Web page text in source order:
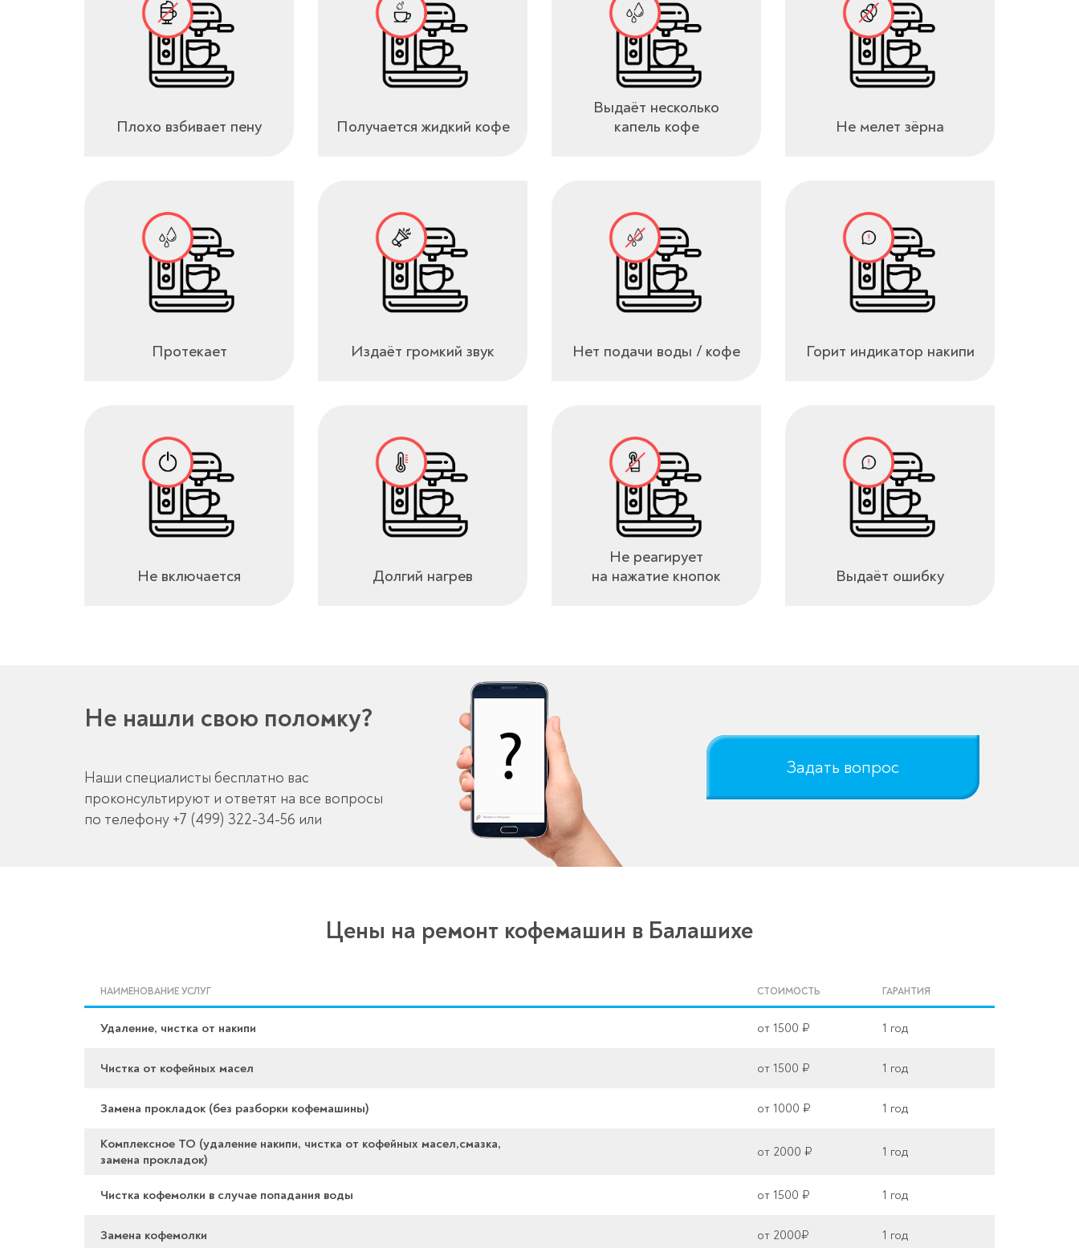
Плохо взбивает пену Получается жидкий кофе
Выдаёт несколько
капель кофе
Не мелет зёрна
Протекает Издаёт громкий звук Нет подачи воды / кофе Горит индикатор накипи
Не включается Долгий нагрев
Не реагирует
на нажатие кнопок
Выдаёт ошибку
Не нашли свою поломку?
Наши специалисты бесплатно вас
проконсультируют и ответят на все вопросы
по телефону +7 (499) 322-34-56 или
Задать вопрос
Цены на ремонт кофемашин в Балашихе
НАИМЕНОВАНИЕ УСЛУГ СТОИМОСТЬ ГАРАНТИЯ
Удаление, чистка от накипи от 1500 ₽ 1 год
Чистка от кофейных масел от 1500 ₽ 1 год
Замена прокладок (без разборки кофемашины) от 1000 ₽ 1 год
Комплексное ТО (удаление накипи, чистка от кофейных масел,смазка,
замена прокладок)
от 2000 ₽ 1 год
Чистка кофемолки в случае попадания воды от 1500 ₽ 1 год
Замена кофемолки от 2000₽ 1 год